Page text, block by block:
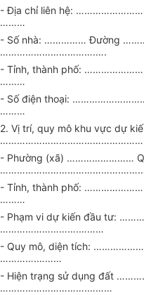
- Địa chỉ liên hệ:
………
- Số nhà: …………… Đường
…………………………….….
- Tỉnh, thành phố:
………
- Số điện thoại:
………
2. Vị trí, quy mô khu vực dự
- Phường (xã) ……………………
- Tỉnh, thành phố:
………
- Phạm vi dự kiến đầu tư:
……………………….………
- Quy mô, diện tích:
………….………
- Hiện trạng sử dụng đất
………………………….………